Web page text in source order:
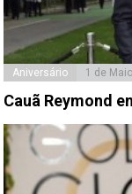
Aniversário 1 de
Cauã Reymond